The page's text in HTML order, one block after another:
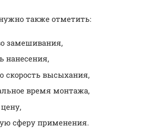
также отметить:
замешивания,
нанесения,
скорость высыхания,
время монтажа,
сферу применения.